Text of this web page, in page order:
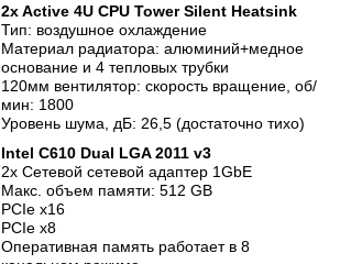
2x Active 4U CPU Tower Silent Heatsink
Тип: воздушное охлаждение
Материал радиатора: алюминий+медное
основание и 4 тепловых трубки
120мм вентилятор: скорость вращение, об/
мин: 1800
Уровень шума, дБ: 26,5 (достаточно тихо)
Intel C610 Dual LGA 2011 v3
2х Сетевой сетевой адаптер 1GbE
Макс. объем памяти: 512 GB
PCIe x16
PCIe x8
Оперативная память работает в 8